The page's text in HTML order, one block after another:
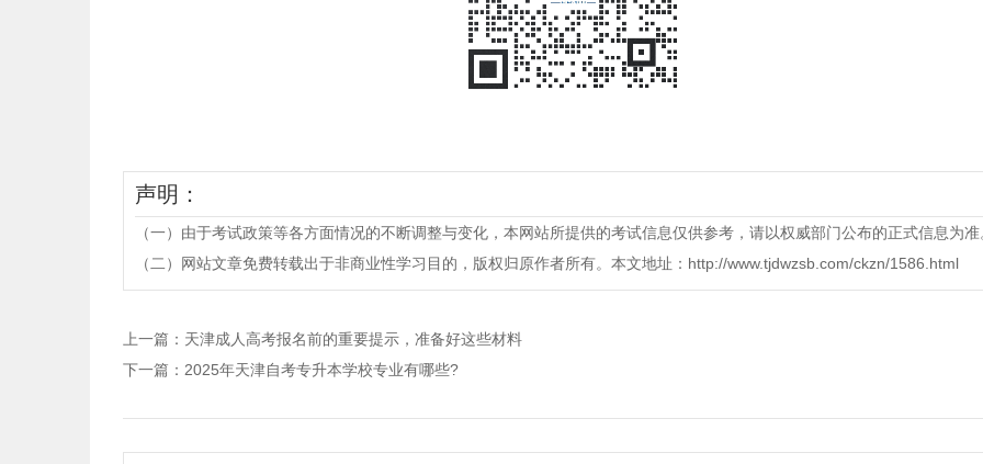
声明：
（一）由于考试政策等各方面情况的不断调整与变化，本网站所提供的考试信息仅供参考，请以权威部门公布的正式信息为准
（二）网站文章免费转载出于非商业性学习目的，版权归原作者所有。本文地址：http://www.tjdwzsb.com/ckzn/1586.html
上一篇： 天津成人高考报名前的重要提示，准备好这些材料
下一篇： 2025年天津自考专升本学校专业有哪些?